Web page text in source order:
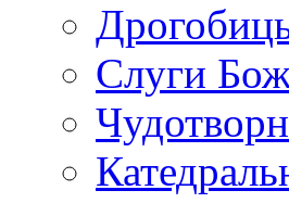
Слуги